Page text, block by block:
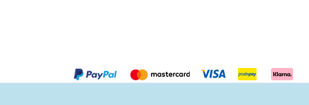
opzioni
possono